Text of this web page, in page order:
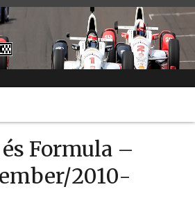
Formula –
2010-